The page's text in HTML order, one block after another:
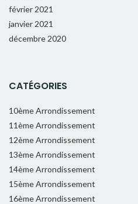
février 2021
janvier 2021
décembre 2020
CATÉGORIES
10ème Arrondissement
11ème Arrondissement
12ème Arrondissement
13ème Arrondissement
14ème Arrondissement
15ème Arrondissement
16ème Arrondissement